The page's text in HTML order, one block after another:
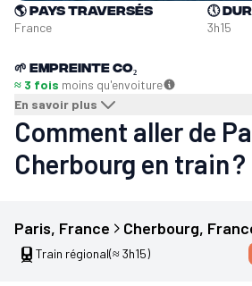
🌎Pays traversés
France
🕔
3h15
🌱 Empreinte CO₂
≈ 3 fois moins qu'envoiture
En savoir plus
Comment aller de
Cherbourg en train ?
Paris, France Cherbourg,
Train régional(≈ 3h15)